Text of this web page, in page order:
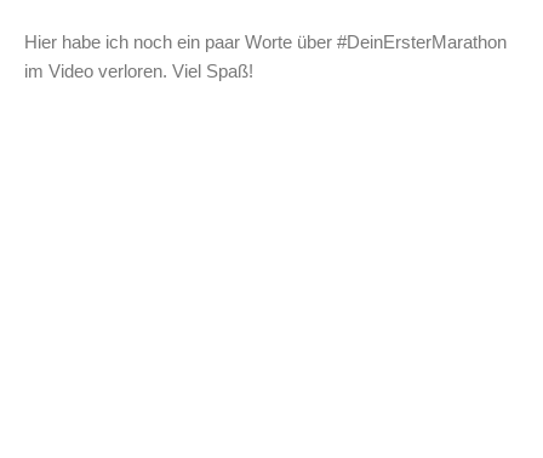
Hier habe ich noch ein paar Worte über #DeinErsterMarathon
im Video verloren. Viel Spaß!